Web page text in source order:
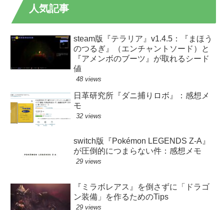
人気記事
steam版『テラリア』v1.4.5：『まほう
のつるぎ』（エンチャントソード）と
『アメンボのブーツ』が取れるシード
値
48 views
日革研究所『ダニ捕りロボ』：感想メ
モ
32 views
switch版『Pokémon LEGENDS Z-A』
が圧倒的につまらない件：感想メモ
29 views
『ミラボレアス』を倒さずに「ドラゴ
ン装備」を作るためのTips
29 views